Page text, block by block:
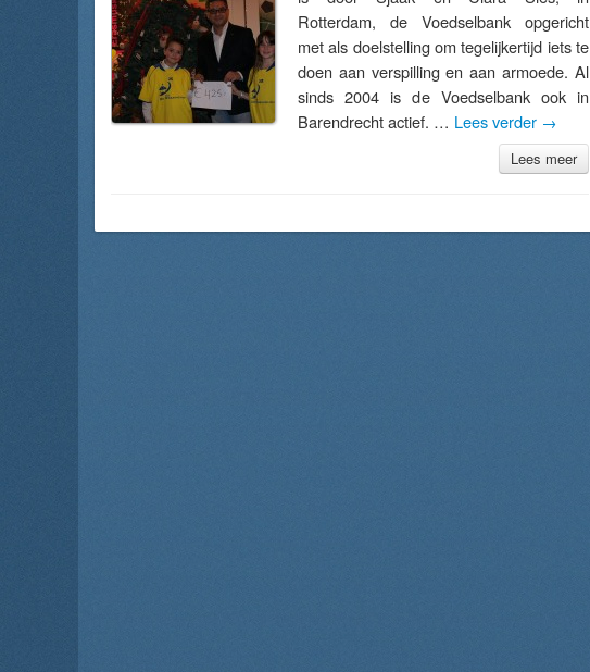
Rotterdam, de Voedselbank opgericht
met als doelstelling om tegelijkertijd iets te
doen aan verspilling en aan armoede. Al
sinds 2004 is de Voedselbank ook in
Barendrecht actief. … Lees verder →
Lees meer